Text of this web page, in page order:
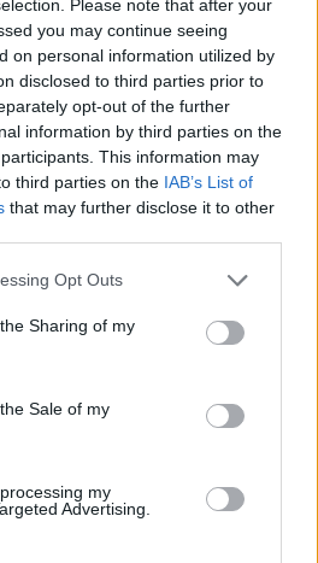
Please note that after your
you may continue seeing
on personal information utilized by
disclosed to third parties prior to
opt-out of the further
information by third parties on the
This information may
third parties on the IAB’s List of
that may further disclose it to other
app uses one or more Google
usage behaviour. You may click to
and its third-party tags to
purposes in below Google
Opt Outs
Sharing of my
Sale of my
my
Advertising.
galéria
víztoronyról itt